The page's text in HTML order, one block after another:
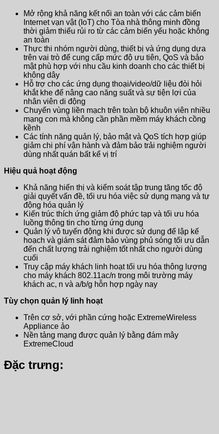
Mở rộng khả năng kết nối an toàn với các cảm biến
Internet vạn vật (IoT) cho Tòa nhà thông minh đồng
thời giảm thiểu rủi ro từ các cảm biến yếu hoặc không
an toàn
Thực thi nhóm người dùng, thiết bị và ứng dụng dựa
trên vai trò để cung cấp mức độ ưu tiên, QoS và bảo
mật phù hợp với nhu cầu kinh doanh cho các thiết bị
không dây
Hỗ trợ cho các ứng dụng thoại/video/dữ liệu đòi hỏi
khắt khe để nâng cao năng suất và sự tiện lợi của
nhân viên di động
Chuyển vùng liền mạch trên toàn bộ khuôn viên nhiều
mạng con mà không cần phần mềm máy khách cồng
kềnh
Các tính năng quản lý, bảo mật và QoS tích hợp giúp
giảm chi phí vận hành và đảm bảo trải nghiệm người
dùng nhất quán bất kể vị trí
Hiệu quả hoạt động
Khả năng hiển thị và kiểm soát tập trung tăng tốc độ
giải quyết vấn đề, tối ưu hóa việc sử dụng mạng và tự
động hóa quản lý
Kiến trúc thích ứng giảm độ phức tạp và tối ưu hóa
luồng thông tin cho từng ứng dụng
Quản lý vô tuyến động khi được sử dụng để lập kế
hoạch và giám sát đảm bảo vùng phủ sóng tối ưu dẫn
đến chất lượng trải nghiệm tốt nhất cho người dùng
cuối
Truy cập máy khách linh hoạt tối ưu hóa thông lượng
cho máy khách 802.11ac/n trong môi trường máy
khách ac, n và a/b/g hỗn hợp ngày nay
Tùy chọn quản lý linh hoạt
Trên cơ sở, với phần cứng hoặc ExtremeWireless
Appliance ảo
Nền tảng mạng được quản lý bằng đám mây
ExtremeCloud
Đặc trưng: